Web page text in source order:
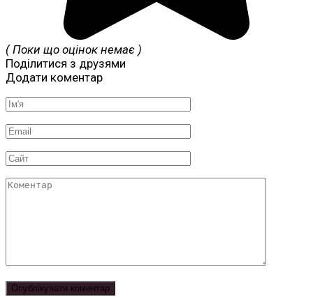
( Поки що оцінок немає )
Поділитися з друзями
Додати коментар
Ім'я
*
Email
*
Сайт
Коментар